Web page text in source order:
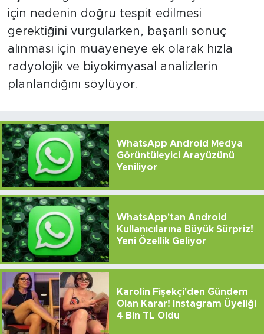
için nedenin doğru tespit edilmesi
gerektiğini vurgularken, başarılı sonuç
alınması için muayeneye ek olarak hızla
radyolojik ve biyokimyasal analizlerin
planlandığını söylüyor.
WhatsApp Android Medya
Görüntüleyici Arayüzünü
Yeniliyor
WhatsApp'tan Android
Kullanıcılarına Büyük Sürpriz!
Yeni Özellik Geliyor
Karolin Fişekçi'den Gündem
Olan Karar! Instagram Üyeliği
4 Bin TL Oldu